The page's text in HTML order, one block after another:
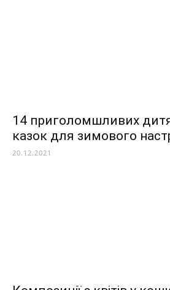
14 приголомшливих
казок для зимового
20.12.2021